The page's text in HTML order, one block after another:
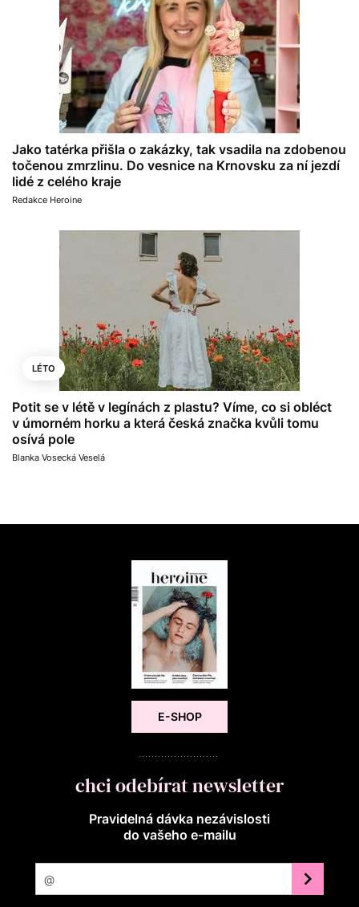
Jako tatérka přišla o zakázky, tak vsadila na zdobenou
točenou zmrzlinu. Do vesnice na Krnovsku za ní jezdí
lidé z celého kraje
Redakce Heroine
LÉTO
Potit se v létě v legínách z plastu? Víme, co si obléct
v úmorném horku a která česká značka kvůli tomu
osívá pole
Blanka Vosecká Veselá
E-SHOP
chci odebírat newsletter
Pravidelná dávka nezávislosti
do vašeho e‑mailu